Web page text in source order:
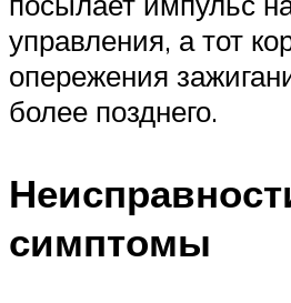
управления, а тот
опережения
более позднего.
симптомы